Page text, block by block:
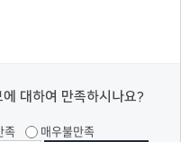
대하여 만족하시나요?
족 매우불만족